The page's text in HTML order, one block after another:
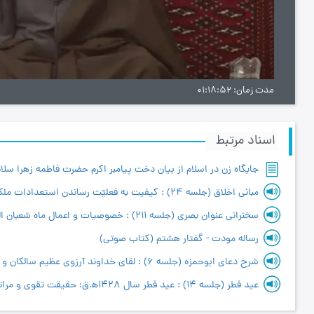
ویدیو
مدت زمان 01:18:52
اسناد مرتبط
سخنراني عنوان بصري (جلسه 211) : خصوصیات و اعمال ماه شعبان المعظّم
رساله مودت - گفتار هشتم (کتاب صوتی)
عید فطر (جلسه 14) : عید فطر سال 1428ه‍.ق: حقیقت تقوی و مراتب آن